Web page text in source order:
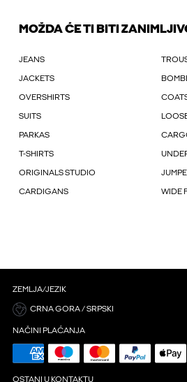
MOŽDA ĆE TI BITI
JEANS
JACKETS
OVERSHIRTS
SUITS
PARKAS
T-SHIRTS
ORIGINALS STUDIO
CARDIGANS WIDE
ZEMLJA/JEZIK
CRNA GORA / SRPSKI
NAČINI PLAĆANJA
OSTANI U KONTAKTU